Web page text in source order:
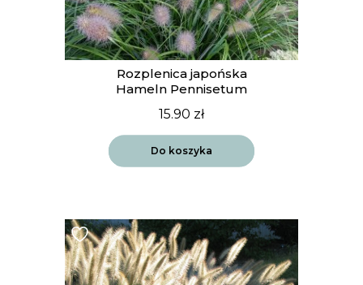
Rozplenica japońska
Hameln Pennisetum
15.90 zł
Do koszyka